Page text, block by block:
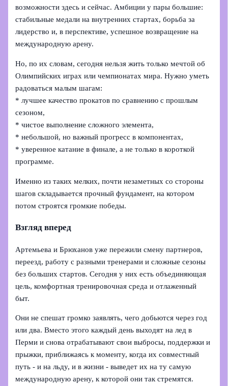
возможности здесь и сейчас. Амбиции у пары большие:
стабильные медали на внутренних стартах, борьба за
лидерство и, в перспективе, успешное возвращение на
международную арену.
Но, по их словам, сегодня нельзя жить только мечтой об
Олимпийских играх или чемпионатах мира. Нужно уметь
радоваться малым шагам:
* лучшее качество прокатов по сравнению с прошлым
сезоном,
* чистое выполнение сложного элемента,
* небольшой, но важный прогресс в компонентах,
* уверенное катание в финале, а не только в короткой
программе.
Именно из таких мелких, почти незаметных со стороны
шагов складывается прочный фундамент, на котором
потом строятся громкие победы.
Взгляд вперед
Артемьева и Брюханов уже пережили смену партнеров,
переезд, работу с разными тренерами и сложные сезоны
без больших стартов. Сегодня у них есть объединяющая
цель, комфортная тренировочная среда и отлаженный
быт.
Они не спешат громко заявлять, чего добьются через год
или два. Вместо этого каждый день выходят на лед в
Перми и снова отрабатывают свои выбросы, поддержки и
прыжки, приближаясь к моменту, когда их совместный
путь - и на льду, и в жизни - выведет их на ту самую
международную арену, к которой они так стремятся.